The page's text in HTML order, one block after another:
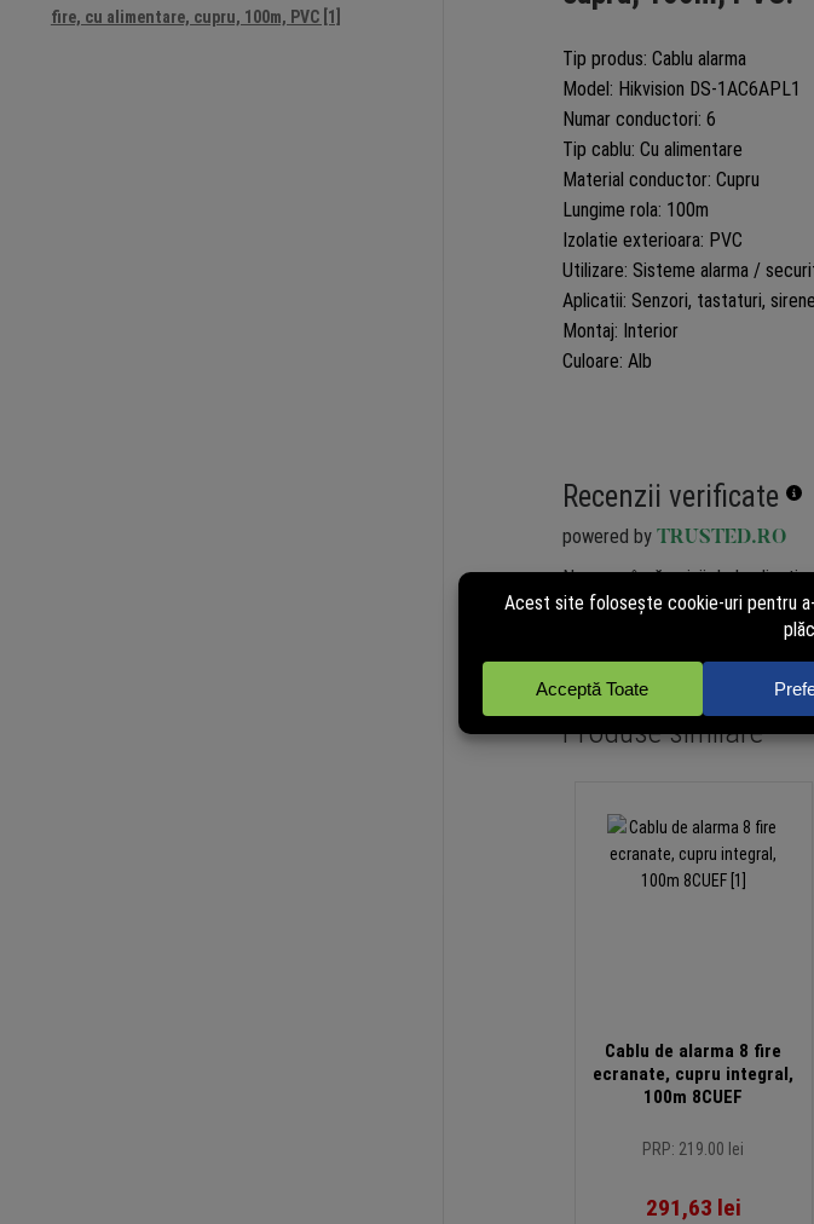
Tip produs: Cablu alarma
Model: Hikvision DS-1AC6APL1
Numar conductori: 6
Tip cablu: Cu alimentare
Material conductor: Cupru
Lungime rola: 100m
Izolatie exterioara: PVC
Utilizare: Sisteme alarma /
Aplicatii: Senzori, tastaturi,
Montaj: Interior
Culoare: Alb
Recenzii verificate
powered by TRUSTED.RO
Nu avem încă opinii de la clienți
de cei care au cumpărat pe site.
Produse similare
Cablu de alarma 8 fire
ecranate, cupru integral,
100m 8CUEF
PRP: 219.00 lei
291,63 lei